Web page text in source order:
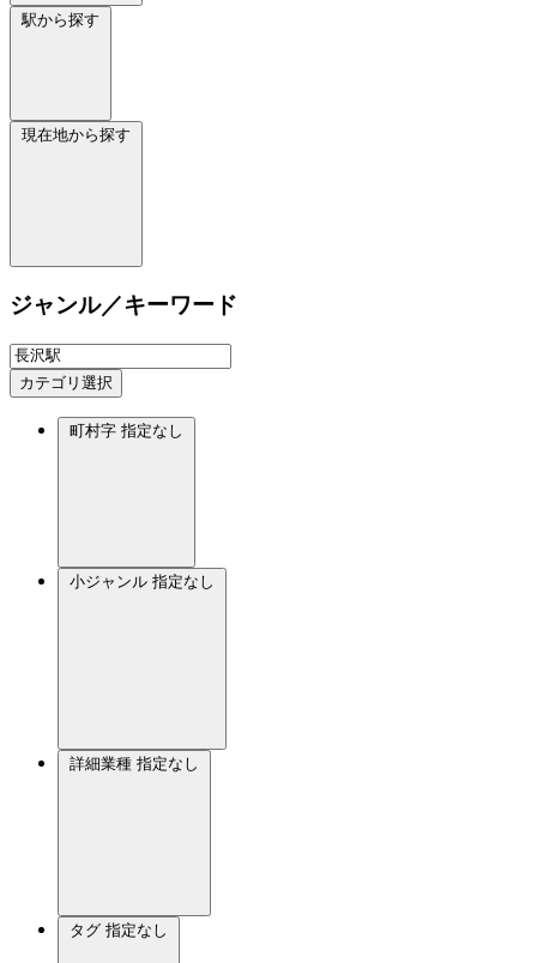
駅から探す
現在地から探す
ジャンル／キーワード
カテゴリ選択
町村字 指定なし
小ジャンル 指定なし
詳細業種 指定なし
タグ 指定なし